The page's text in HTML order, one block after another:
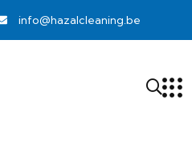
info@hazalcleaning.be